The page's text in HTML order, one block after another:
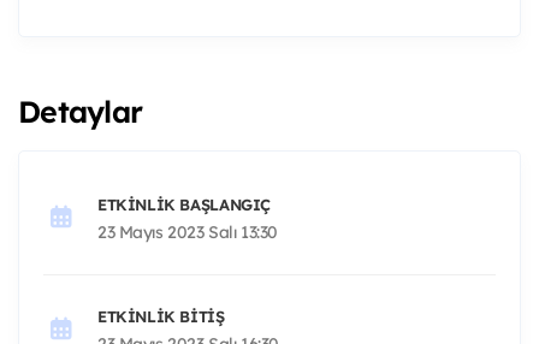
Detaylar
ETKINLIK BAŞLANGIÇ
23 Mayıs 2023 Salı 13:30
ETKINLIK BITIŞ